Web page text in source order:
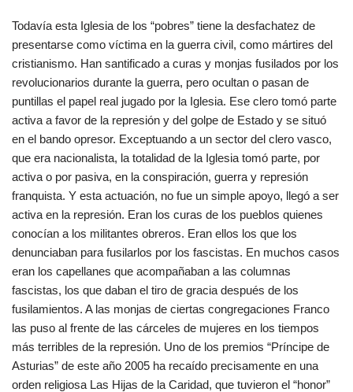
Todavía esta Iglesia de los “pobres” tiene la desfachatez de
presentarse como víctima en la guerra civil, como mártires del
cristianismo. Han santificado a curas y monjas fusilados por los
revolucionarios durante la guerra, pero ocultan o pasan de
puntillas el papel real jugado por la Iglesia. Ese clero tomó parte
activa a favor de la represión y del golpe de Estado y se situó
en el bando opresor. Exceptuando a un sector del clero vasco,
que era nacionalista, la totalidad de la Iglesia tomó parte, por
activa o por pasiva, en la conspiración, guerra y represión
franquista. Y esta actuación, no fue un simple apoyo, llegó a ser
activa en la represión. Eran los curas de los pueblos quienes
conocían a los militantes obreros. Eran ellos los que los
denunciaban para fusilarlos por los fascistas. En muchos casos
eran los capellanes que acompañaban a las columnas
fascistas, los que daban el tiro de gracia después de los
fusilamientos. A las monjas de ciertas congregaciones Franco
las puso al frente de las cárceles de mujeres en los tiempos
más terribles de la represión. Uno de los premios “Príncipe de
Asturias” de este año 2005 ha recaído precisamente en una
orden religiosa Las Hijas de la Caridad, que tuvieron el “honor”